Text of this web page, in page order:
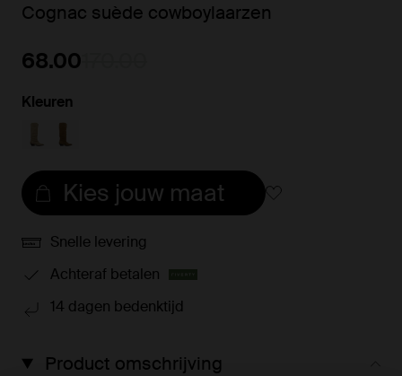
Cognac suède cowboylaarzen
68.00
Kleuren
Kies jouw maat
Snelle levering
Achteraf betalen
14 dagen bedenktijd
Product omschrijving